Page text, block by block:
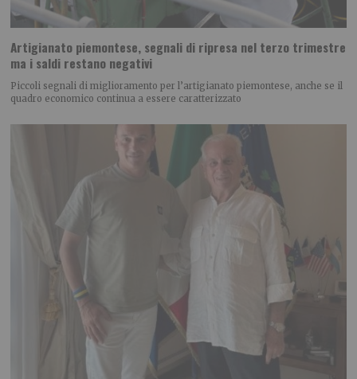
Artigianato piemontese, segnali di ripresa nel terzo trimestre
ma i saldi restano negativi
Piccoli segnali di miglioramento per l’artigianato piemontese, anche se il
quadro economico continua a essere caratterizzato